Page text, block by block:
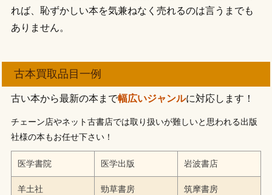
れば、恥ずかしい本を気兼ねなく売れるのは言うまでも
ありません。
古本買取品目一例
古い本から最新の本まで幅広いジャンルに対応します！
チェーン店やネット古書店では取り扱いが難しいと思われる出版
社様の本もお任せ下さい！
医学書院 医学出版 岩波書店
羊土社 勁草書房 筑摩書房